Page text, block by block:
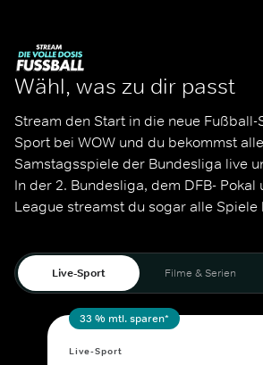
Wähl, was zu dir passt
Stream den Start in die neue Fußball-
Sport bei WOW und du bekommst
Samstagsspiele der Bundesliga live
In der 2. Bundesliga, dem DFB-
League streamst du sogar alle Spiele
Live-Sport Filme & Serien
33 % mtl. sparen*
Live-Sport